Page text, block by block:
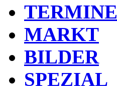
TERMINE
MARKT
BILDER
SPEZIAL